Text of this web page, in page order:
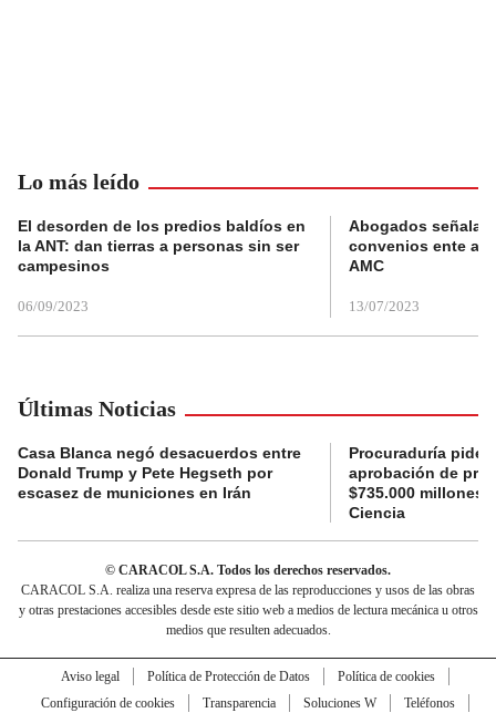
Lo más leído
El desorden de los predios baldíos en
la ANT: dan tierras a personas sin ser
campesinos
06/09/2023
Abogados
convenios ente
AMC
13/07/2023
Últimas Noticias
Casa Blanca negó desacuerdos entre
Donald Trump y Pete Hegseth por
escasez de municiones en Irán
Procuraduría pide
aprobación de
$735.000 millones
Ciencia
© CARACOL S.A. Todos los derechos reservados.
CARACOL S.A. realiza una reserva expresa de las reproducciones y usos de las obras
y otras prestaciones accesibles desde este sitio web a medios de lectura mecánica u otros
medios que resulten adecuados.
Aviso legal Política de Protección de Datos
Política de cookies
Configuración de cookies
Transparencia Soluciones W
Teléfonos